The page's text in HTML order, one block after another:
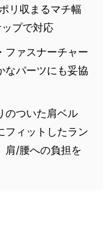
リ収まるマチ幅
プで対応
ファスナーチャー
なパーツにも妥協
のついた肩ベル
フィットしたラン
肩/腰への負担を